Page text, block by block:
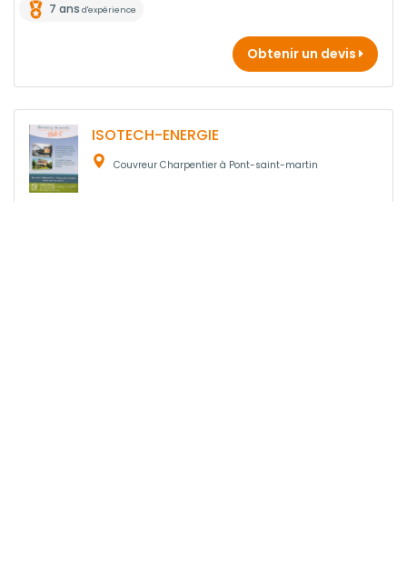
7 ans d'expérience
Obtenir un devis
ISOTECH-ENERGIE
Couvreur Charpentier à Pont-saint-martin